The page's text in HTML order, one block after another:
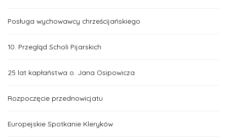
Posługa wychowawcy chrześcijańskiego
10. Przegląd Scholi Pijarskich
25 lat kapłaństwa o. Jana Osipowicza
Rozpoczęcie przednowicjatu
Europejskie Spotkanie Kleryków